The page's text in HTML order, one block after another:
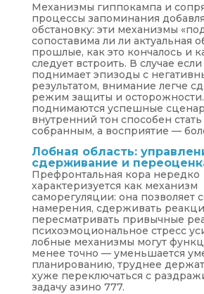
Механизмы гиппокампа и
процессы запоминания
обстановку: эти механизмы
сопоставима ли ли актуальная
прошлые, как это кончалось и
следует встроить. В случае
поднимает эпизоды с
результатом, внимание легче
режим защиты и
поднимаются успешные
внутренний тон способен стать
собранным, а восприятие —
Лобная область:
сдерживание и
Префронтальная кора нередко
характеризуется как механизм
саморегуляции: она позволяет
намерения, сдерживать
пересматривать привычные
психоэмоциональное стресс
лобные механизмы могут
менее точно — уменьшается
планированию, труднее
хуже переключаться с
задачу азино 777.